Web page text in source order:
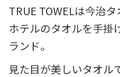
TRUE TOWELは今治
ホテルのタオルを手掛
ランド。
見た目が美しいタオル